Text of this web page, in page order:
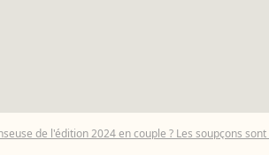
de l'édition 2024 en couple ? Les soupçons